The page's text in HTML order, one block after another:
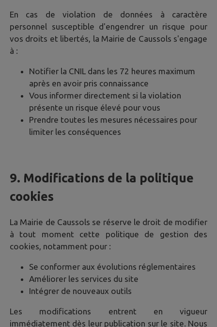
En cas de violation de données à caractère
personnel susceptible d'engendrer un risque pour
vos droits et libertés, la Mairie de Caussols s'engage
à :
Notifier la CNIL dans les 72 heures maximum
après en avoir pris connaissance
Vous informer directement si la violation
présente un risque élevé pour vous
Prendre toutes les mesures nécessaires pour
limiter les conséquences
9. Modifications de la politique
cookies
La Mairie de Caussols se réserve le droit de modifier
à tout moment cette politique de gestion des
cookies, notamment pour :
Se conformer aux évolutions réglementaires
Améliorer les services du site
Intégrer de nouveaux outils
Les modifications entrent en vigueur
immédiatement dès leur publication sur le site. Nous